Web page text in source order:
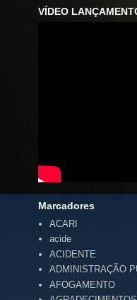
VÍDEO
Marcadores
ACARI
acide
ACIDENTE
ADMINISTRAÇÃO
AFOGAMENTO